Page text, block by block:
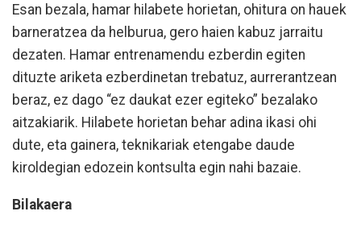
Esan bezala, hamar hilabete horietan, ohitura on hauek
barneratzea da helburua, gero haien kabuz jarraitu
dezaten. Hamar entrenamendu ezberdin egiten
dituzte ariketa ezberdinetan trebatuz, aurrerantzean
beraz, ez dago “ez daukat ezer egiteko” bezalako
aitzakiarik. Hilabete horietan behar adina ikasi ohi
dute, eta gainera, teknikariak etengabe daude
kiroldegian edozein kontsulta egin nahi bazaie.
Bilakaera